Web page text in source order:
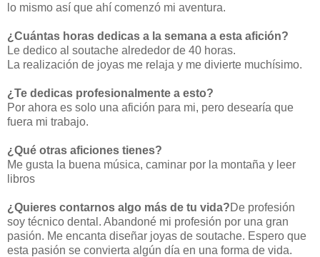
lo mismo así que ahí comenzó mi aventura.
¿Cuántas horas dedicas a la semana a esta afición?
Le dedico al soutache alrededor de 40 horas.
La realización de joyas me relaja y me divierte muchísimo.
¿Te dedicas profesionalmente a esto?
Por ahora es solo una afición para mi, pero desearía que
fuera mi trabajo.
¿Qué otras aficiones tienes?
Me gusta la buena música, caminar por la montaña y leer
libros
¿Quieres contarnos algo más de tu vida?De profesión
soy técnico dental . Abandoné mi profesión por una gran
pasión. Me encanta diseñar joyas de soutache. Espero que
esta pasión se convierta algún día en una forma de vida.